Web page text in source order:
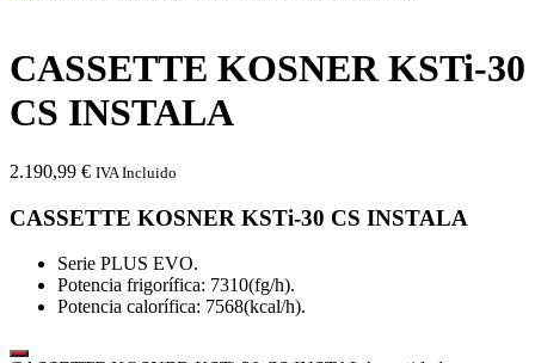
CASSETTE KOSNER KSTi-30
CS INSTALA
2.190,99 € IVA Incluido
CASSETTE KOSNER KSTi-30 CS INSTALA
Serie PLUS EVO.
Potencia frigorífica: 7310(fg/h).
Potencia calorífica: 7568(kcal/h).